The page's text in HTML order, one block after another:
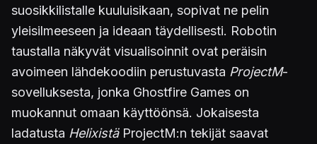
suosikkilistalle kuuluisikaan, sopivat ne pelin
yleisilmeeseen ja ideaan täydellisesti. Robotin
taustalla näkyvät visualisoinnit ovat peräisin
avoimeen lähdekoodiin perustuvasta ProjectM-
sovelluksesta, jonka Ghostfire Games on
muokannut omaan käyttöönsä. Jokaisesta
ladatusta Helixistä ProjectM:n tekijät saavat